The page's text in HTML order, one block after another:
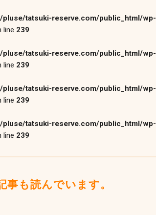
pluse/tatsuki-reserve.com/public_html/wp-
line 239
pluse/tatsuki-reserve.com/public_html/wp-
line 239
pluse/tatsuki-reserve.com/public_html/wp-
line 239
pluse/tatsuki-reserve.com/public_html/wp-
line 239
も読んでいます。